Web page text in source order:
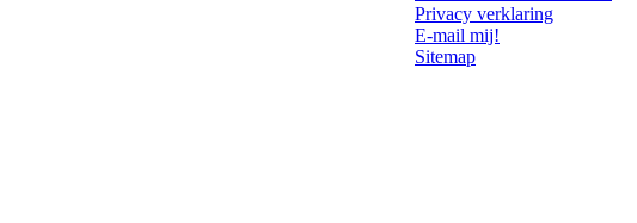
Privacy verklaring
E-mail mij!
Sitemap